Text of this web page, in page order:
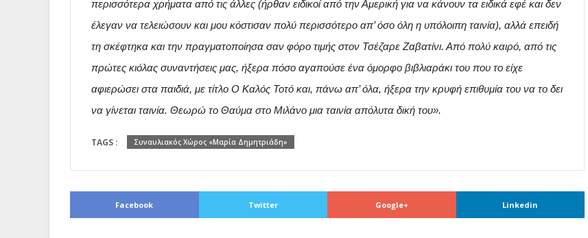
περισσότερα χρήματα από τις άλλες (ήρθαν ειδικοί από την Αμερική για να κάνουν τα ειδικά εφέ και δεν
έλεγαν να τελειώσουν και μου κόστισαν πολύ περισσότερο απ’ όσο όλη η υπόλοιπη ταινία), αλλά επειδή
τη σκέφτηκα και την πραγματοποίησα σαν φόρο τιμής στον Τσέζαρε Ζαβατίνι. Από πολύ καιρό, από τις
πρώτες κιόλας συναντήσεις μας, ήξερα πόσο αγαπούσε ένα όμορφο βιβλιαράκι του που το είχε
αφιερώσει στα παιδιά, με τίτλο Ο Καλός Τοτό και, πάνω απ’ όλα, ήξερα την κρυφή επιθυμία του να το δει
να γίνεται ταινία. Θεωρώ το Θαύμα στο Μιλάνο μια ταινία απόλυτα δική του».
TAGS : Συναυλιακός Χώρος «Μαρία Δημητριάδη»
Facebook Twitter Google+ Linkedin